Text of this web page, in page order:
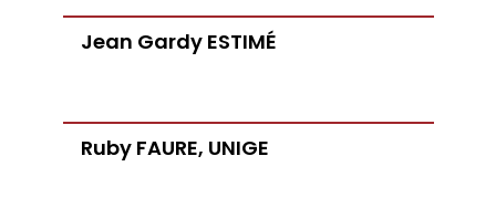
Jean Gardy ESTIMÉ
Ruby FAURE, UNIGE